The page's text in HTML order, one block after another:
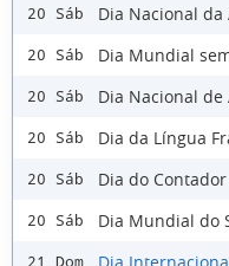
20 Sáb Dia Nacional
20 Sáb Dia Mundial
20 Sáb Dia Nacional de
20 Sáb Dia da Língua
20 Sáb Dia do
20 Sáb Dia Mundial do
21 Dom